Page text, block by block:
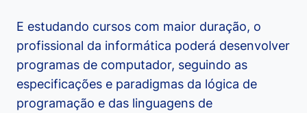
E estudando cursos com maior duração, o
profissional da informática poderá desenvolver
programas de computador, seguindo as
especificações e paradigmas da lógica de
programação e das linguagens de